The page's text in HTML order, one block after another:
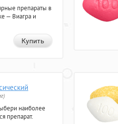
препараты в
— Виагра и
Купить
наиболее
препарат.